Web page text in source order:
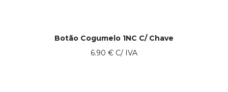
Botão Cogumelo 1NC C/ Chave
6.90 € C/ IVA